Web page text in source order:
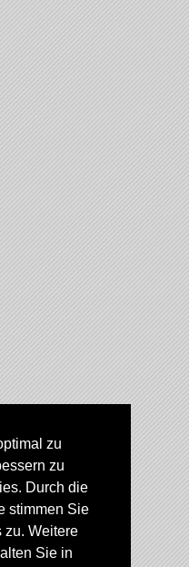
zu
zu
Durch die
stimmen Sie
zu. Weitere
Sie in